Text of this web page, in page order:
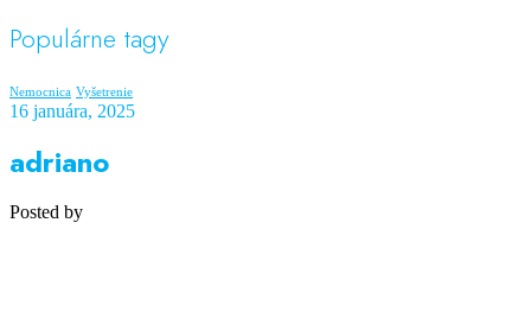
Populárne tagy
Nemocnica Vyšetrenie
16 januára, 2025
adriano
Posted by